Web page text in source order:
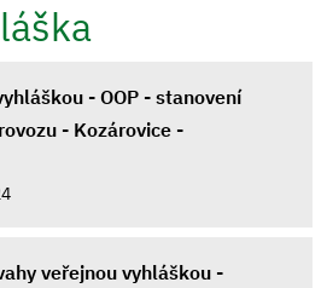
- OOP - stanovení
- Kozárovice -
veřejnou vyhláškou -